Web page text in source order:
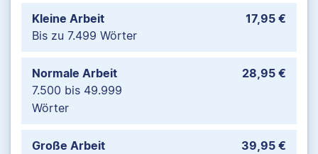
Kleine Arbeit
Bis zu 7.499 Wörter
17,95 €
Normale Arbeit
7.500 bis 49.999
Wörter
28,95 €
Große Arbeit
39,95 €